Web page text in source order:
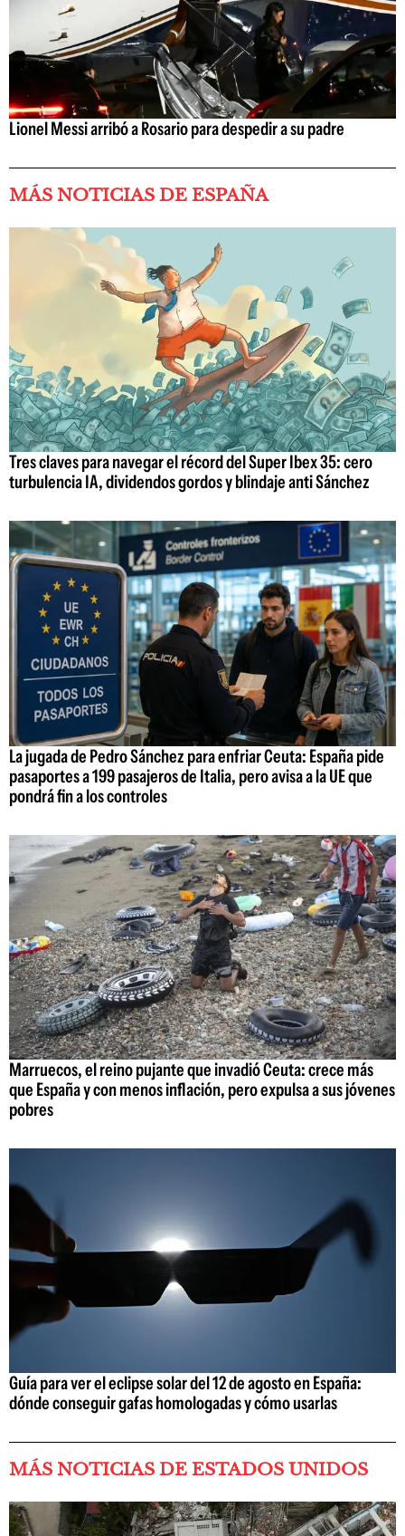
Lionel Messi arribó a Rosario para despedir a su padre
MÁS NOTICIAS DE ESPAÑA
Tres claves para navegar el récord del Super Ibex 35: cero
turbulencia IA, dividendos gordos y blindaje anti Sánchez
La jugada de Pedro Sánchez para enfriar Ceuta: España pide
pasaportes a 199 pasajeros de Italia, pero avisa a la UE que
pondrá fin a los controles
Marruecos, el reino pujante que invadió Ceuta: crece más
que España y con menos inflación, pero expulsa a sus jóvenes
pobres
Guía para ver el eclipse solar del 12 de agosto en España:
dónde conseguir gafas homologadas y cómo usarlas
MÁS NOTICIAS DE ESTADOS UNIDOS